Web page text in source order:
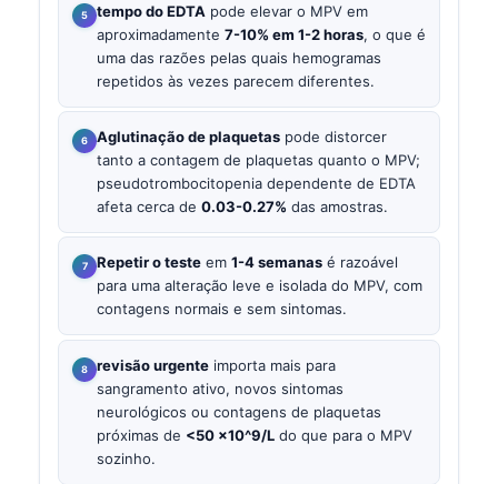
tempo do EDTA pode elevar o MPV em
aproximadamente 7-10% em 1-2 horas, o que é
uma das razões pelas quais hemogramas
repetidos às vezes parecem diferentes.
Aglutinação de plaquetas pode distorcer
tanto a contagem de plaquetas quanto o MPV;
pseudotrombocitopenia dependente de EDTA
afeta cerca de 0.03-0.27% das amostras.
Repetir o teste em 1-4 semanas é razoável
para uma alteração leve e isolada do MPV, com
contagens normais e sem sintomas.
revisão urgente importa mais para
sangramento ativo, novos sintomas
neurológicos ou contagens de plaquetas
próximas de <50 ×10^9/L do que para o MPV
sozinho.